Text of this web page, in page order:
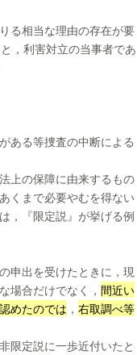
る相当な理由の存在が要
，利害対立の当事者であ
ある等捜査の中断による
上の保障に由来するもの
くまで必要やむを得ない
，『限定説』が挙げる例
申出を受けたときに，現
場合だけでなく， 間近い
めたのでは ， 右取調べ等
限定説に一歩近付いたと